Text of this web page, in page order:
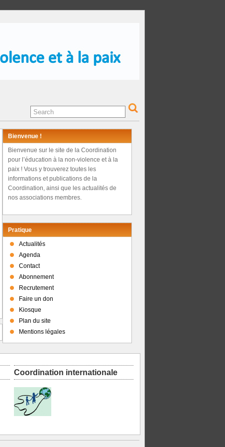
Bienvenue !
Bienvenue sur le site de la Coordination
pour l’éducation à la non-violence et à la
paix ! Vous y trouverez toutes les
informations et publications de la
Coordination, ainsi que les actualités de
nos associations membres.
Pratique
Actualités
Agenda
Contact
Abonnement
Recrutement
Faire un don
Kiosque
Plan du site
Mentions légales
Coordination internationale